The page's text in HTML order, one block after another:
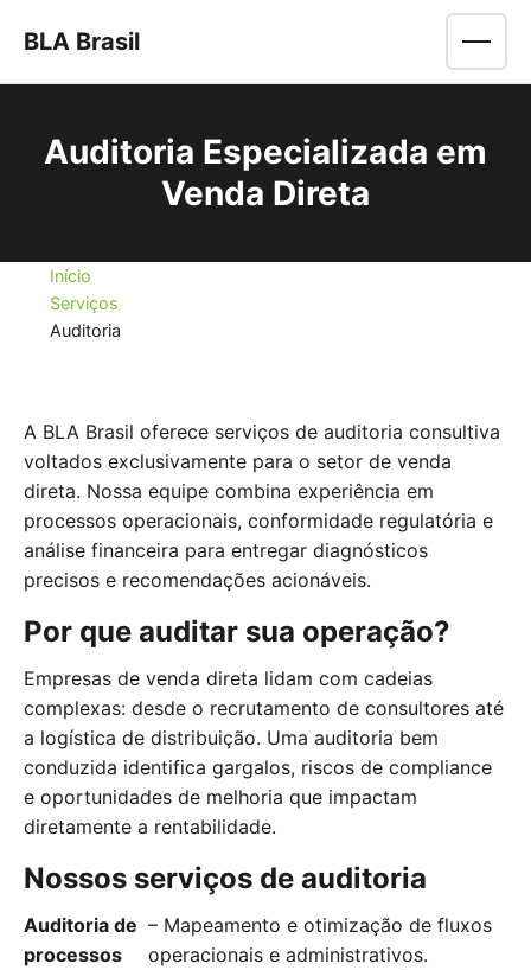
BLA Brasil
Auditoria Especializada em
Venda Direta
Início
Serviços
Auditoria
A BLA Brasil oferece serviços de auditoria consultiva
voltados exclusivamente para o setor de venda
direta. Nossa equipe combina experiência em
processos operacionais, conformidade regulatória e
análise financeira para entregar diagnósticos
precisos e recomendações acionáveis.
Por que auditar sua operação?
Empresas de venda direta lidam com cadeias
complexas: desde o recrutamento de consultores até
a logística de distribuição. Uma auditoria bem
conduzida identifica gargalos, riscos de compliance
e oportunidades de melhoria que impactam
diretamente a rentabilidade.
Nossos serviços de auditoria
Auditoria de
processos
– Mapeamento e otimização de fluxos
operacionais e administrativos.